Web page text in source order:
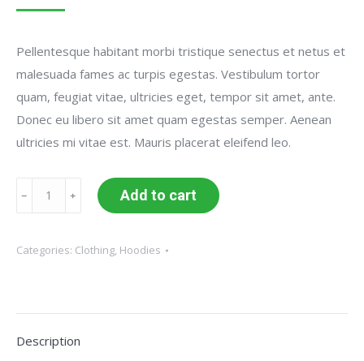
Pellentesque habitant morbi tristique senectus et netus et
malesuada fames ac turpis egestas. Vestibulum tortor
quam, feugiat vitae, ultricies eget, tempor sit amet, ante.
Donec eu libero sit amet quam egestas semper. Aenean
ultricies mi vitae est. Mauris placerat eleifend leo.
Silhouette
﹣ ﹢ Add to cart
Categories: Clothing, Hoodies
Description